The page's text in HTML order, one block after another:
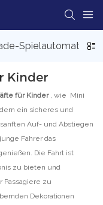
Spielautomat
Kinder
für Kinder , wie Mini
ein sicheres und
Auf- und Abstiegen
Fahrer das
Die Fahrt ist
zu bieten und
Passagiere zu
Dekorationen